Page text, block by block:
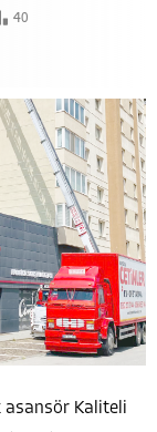
40
asansör Kaliteli